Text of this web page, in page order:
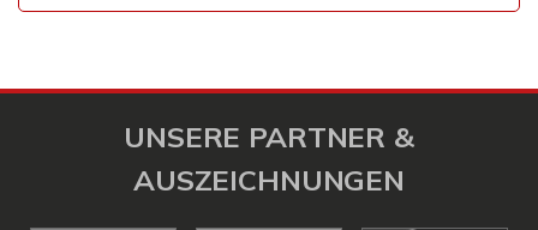
UNSERE PARTNER &
AUSZEICHNUNGEN